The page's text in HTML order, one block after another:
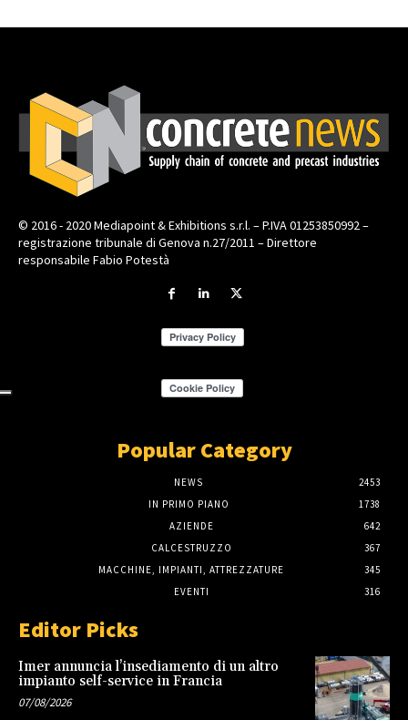
© 2016 - 2020 Mediapoint & Exhibitions s.r.l. – P.IVA 01253850992 –
registrazione tribunale di Genova n.27/2011 – Direttore
responsabile Fabio Potestà
Popular Category
NEWS
2453
IN PRIMO PIANO
1738
AZIENDE
642
CALCESTRUZZO
367
MACCHINE, IMPIANTI, ATTREZZATURE
345
EVENTI
316
Editor Picks
Imer annuncia l’insediamento di un altro
impianto self-service in Francia
07/08/2026